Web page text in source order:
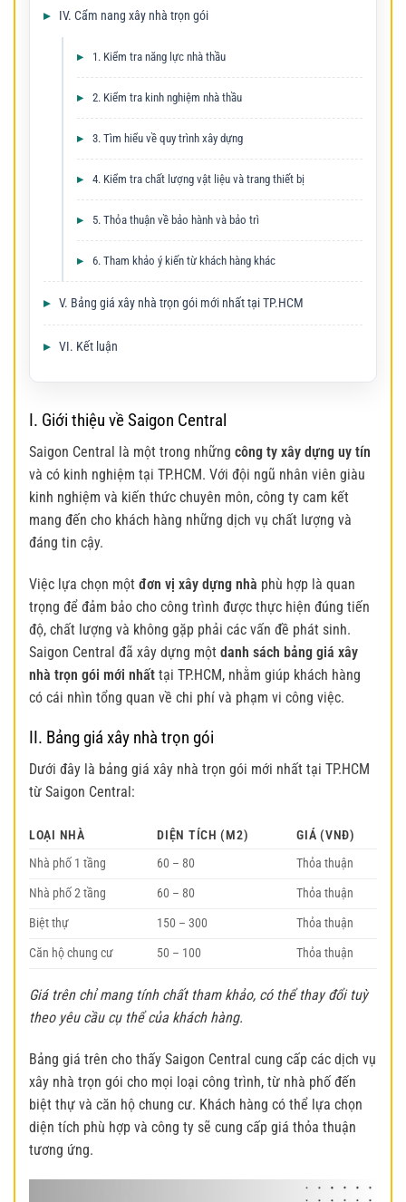
IV. Cẩm nang xây nhà trọn gói
1. Kiểm tra năng lực nhà thầu
2. Kiểm tra kinh nghiệm nhà thầu
3. Tìm hiểu về quy trình xây dựng
4. Kiểm tra chất lượng vật liệu và trang thiết bị
5. Thỏa thuận về bảo hành và bảo trì
6. Tham khảo ý kiến từ khách hàng khác
V. Bảng giá xây nhà trọn gói mới nhất tại TP.HCM
VI. Kết luận
I. Giới thiệu về Saigon Central
Saigon Central là một trong những công ty xây dựng uy tín
và có kinh nghiệm tại TP.HCM. Với đội ngũ nhân viên giàu
kinh nghiệm và kiến thức chuyên môn, công ty cam kết
mang đến cho khách hàng những dịch vụ chất lượng và
đáng tin cậy.
Việc lựa chọn một đơn vị xây dựng nhà phù hợp là quan
trọng để đảm bảo cho công trình được thực hiện đúng tiến
độ, chất lượng và không gặp phải các vấn đề phát sinh.
Saigon Central đã xây dựng một danh sách bảng giá xây
nhà trọn gói mới nhất tại TP.HCM, nhằm giúp khách hàng
có cái nhìn tổng quan về chi phí và phạm vi công việc.
II. Bảng giá xây nhà trọn gói
Dưới đây là bảng giá xây nhà trọn gói mới nhất tại TP.HCM
từ Saigon Central:
LOẠI NHÀ DIỆN TÍCH (M2)
GIÁ (VNĐ)
Nhà phố 1 tầng
60 – 80
Thỏa thuận
Nhà phố 2 tầng
60 – 80
Thỏa thuận
Biệt thự
150 – 300
Thỏa thuận
Căn hộ chung cư
50 – 100 Thỏa thuận
Giá trên chỉ mang tính chất tham khảo, có thể thay đổi tuỳ
theo yêu cầu cụ thể của khách hàng.
Bảng giá trên cho thấy Saigon Central cung cấp các dịch vụ
xây nhà trọn gói cho mọi loại công trình, từ nhà phố đến
biệt thự và căn hộ chung cư. Khách hàng có thể lựa chọn
diện tích phù hợp và công ty sẽ cung cấp giá thỏa thuận
tương ứng.